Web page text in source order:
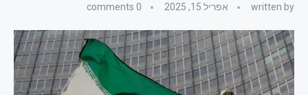
written by אפריל 15, 2025 0 comments